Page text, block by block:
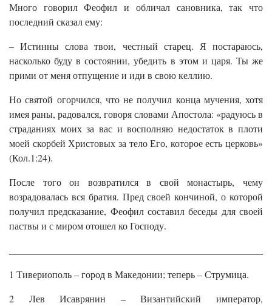
Много говорил Феофил и обличал сановника, так что
последний сказал ему:
– Истинны слова твои, честный старец. Я постараюсь,
насколько буду в состоянии, убедить в этом и царя. Ты же
прими от меня отпущение и иди в свою келлию.
Но святой огорчился, что не получил конца мучения, хотя
имея раны, радовался, говоря словами Апостола: «радуюсь в
страданиях моих за вас и восполняю недостаток в плоти
моей скорбей Христовых за тело Его, которое есть церковь»
(Кол.1:24).
После того он возвратился в свой монастырь, чему
возрадовалась вся братия. Пред своей кончиной, о которой
получил предсказание, Феофил составил беседы для своей
паствы и с миром отошел ко Господу.
1 Тивериополь – город в Македонии; теперь – Струмица.
2 Лев Исаврянин – Византийский император,